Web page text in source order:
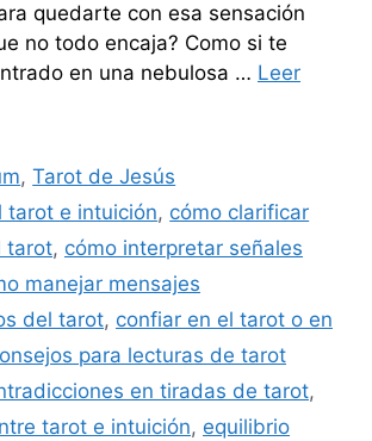
quedarte con esa sensación
no todo encaja? Como si te
en una nebulosa … Leer
,Tarot de Jesús
tarot e intuición, cómo clarificar
tarot, cómo interpretar señales
manejar mensajes
del tarot, confiar en el tarot o en
para lecturas de tarot
en tiradas de tarot,
tarot e intuición, equilibrio